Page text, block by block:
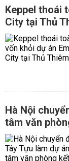
Keppel thoái
City tại Thủ
Hà Nội
tâm văn